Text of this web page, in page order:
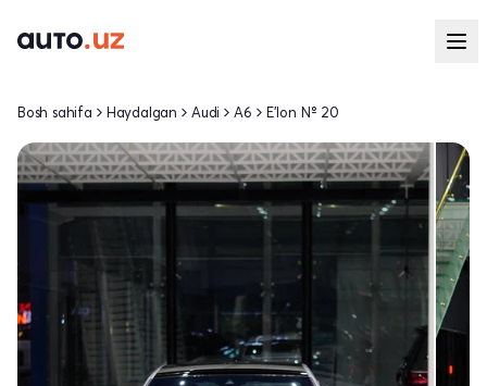
Bosh sahifa Haydalgan Audi A6 E'lon № 20